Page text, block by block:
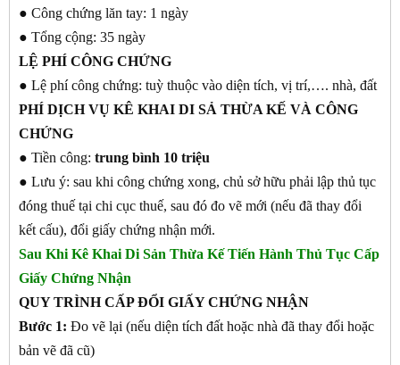
● Công chứng lăn tay: 1 ngày
● Tổng cộng: 35 ngày
LỆ PHÍ CÔNG CHỨNG
● Lệ phí công chứng: tuỳ thuộc vào diện tích, vị trí,…. nhà, đất
PHÍ DỊCH VỤ KÊ KHAI DI SẢ THỪA KẾ VÀ CÔNG
CHỨNG
● Tiền công: trung bình 10 triệu
● Lưu ý: sau khi công chứng xong, chủ sở hữu phải lập thủ tục
đóng thuế tại chi cục thuế, sau đó đo vẽ mới (nếu đã thay đổi
kết cấu), đổi giấy chứng nhận mới.
Sau Khi Kê Khai Di Sản Thừa Kế Tiến Hành Thủ Tục Cấp
Giấy Chứng Nhận
QUY TRÌNH CẤP ĐỔI GIẤY CHỨNG NHẬN
Bước 1: Đo vẽ lại (nếu diện tích đất hoặc nhà đã thay đổi hoặc
bản vẽ đã cũ)